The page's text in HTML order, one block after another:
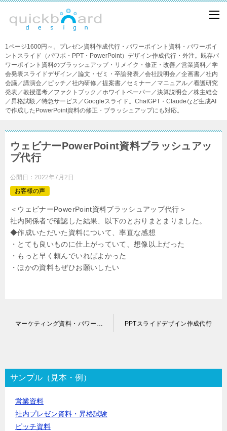
1ページ1600円～。プレゼン資料作成代行・パワーポイント資料・パワーポイ
ントスライド（パワポ・PPT・PowerPoint）デザイン作成代行・外注。既存パ
ワーポイント資料のブラッシュアップ・リメイク・修正・改善／営業資料／学
会発表スライドデザイン／論文・ゼミ・卒論発表／会社説明会／企画書／社内
会議／講演会／ピッチ／社内研修／提案書／セミナー／マニュアル／看護研究
発表／教授選考／ファクトブック／ホワイトペーパー／決算説明会／株主総会
／昇格試験／特急サービス／Googleスライド。ChatGPT・Claudeなど生成AI
で作成したPowerPoint資料の修正・ブラッシュアップにも対応。
ウェビナーPowerPoint資料ブラッシュアッ
プ代行
公開日： 2022年7月2日
お客様の声
＜ウェビナーPowerPoint資料ブラッシュアップ代行＞
社内関係者で確認した結果、以下のとおりまとまりました。
◆作成いただいた資料について、率直な感想
・とても良いものに仕上がっていて、想像以上だった
・もっと早く頼んでいればよかった
・ほかの資料もぜひお願いしたい
ゲ
ー
シ
PPTスライドデザイン作成代行
サンプル（見本・例）
営業資料
社内プレゼン資料・昇格試験
ピッチ資料